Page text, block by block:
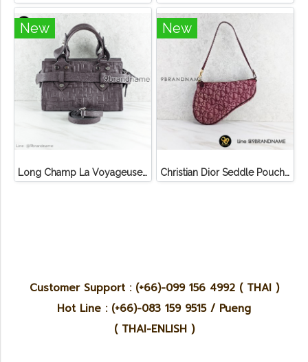
New
Long Champ La Voyageuse Bag Leather
New
Christian Dior Seddle Pouch Accessory Hand Bag
Customer Support : (+66)-099 156 4992 ( THAI )
Hot Line : (+66)-083 159 9515 / Pueng
( THAI-ENLISH )